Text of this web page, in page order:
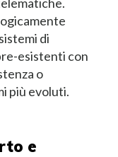
di
esistenti con
o
più evoluti.
e